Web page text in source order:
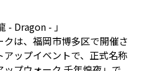
- Dragon - 」
は、福岡市博多区で開催さ
ップイベントで、正式名称